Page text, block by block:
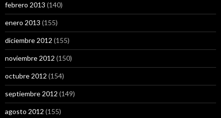
febrero 2013 (140)
enero 2013 (155)
diciembre 2012 (155)
noviembre 2012 (150)
octubre 2012 (154)
septiembre 2012 (149)
agosto 2012 (155)